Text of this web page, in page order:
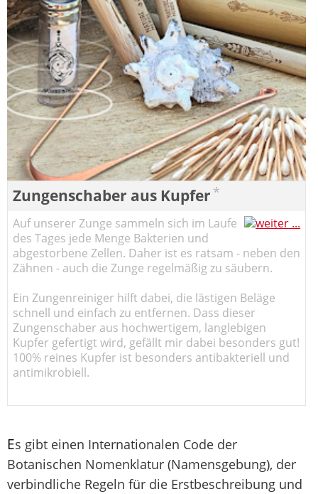
Zungenschaber aus Kupfer *
Auf unserer Zunge sammeln sich im Laufe
des Tages jede Menge Bakterien und
abgestorbene Zellen. Daher ist es ratsam - neben den
Zähnen - auch die Zunge regelmäßig zu säubern.
Ein Zungenreiniger hilft dabei, die lästigen Beläge
schnell und einfach zu entfernen. Dass dieser
Zungenschaber aus hochwertigem, langlebigen
Kupfer gefertigt wird, gefällt mir dabei besonders gut!
100% reines Kupfer ist besonders antibakteriell und
antimikrobiell.
Es gibt einen Internationalen Code der
Botanischen Nomenklatur (Namensgebung), der
verbindliche Regeln für die Erstbeschreibung und